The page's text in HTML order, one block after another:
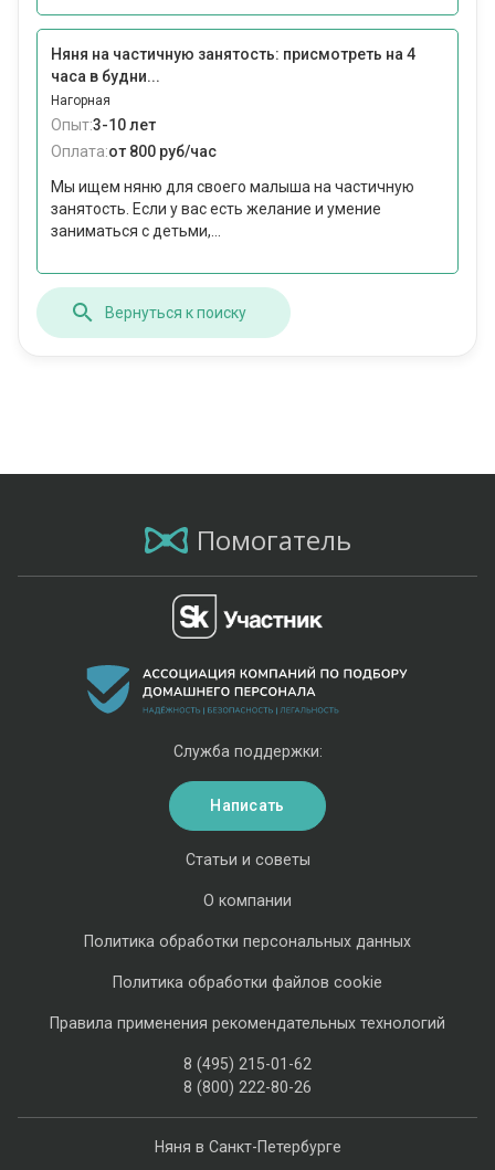
Няня на частичную занятость: присмотреть на 4
часа в будни...
Нагорная
Опыт:3-10 лет
Оплата:от 800 руб/час
Мы ищем няню для своего малыша на частичную
занятость. Если у вас есть желание и умение
заниматься с детьми,...
Вернуться к поиску
Помогатель
Няня в Санкт-Петербурге
Статьи и советы
О компании
Политика обработки персональных данных
Политика обработки файлов cookie
Правила применения рекомендательных технологий
8 (495) 215-01-62
8 (800) 222-80-26
Служба поддержки:
Написать